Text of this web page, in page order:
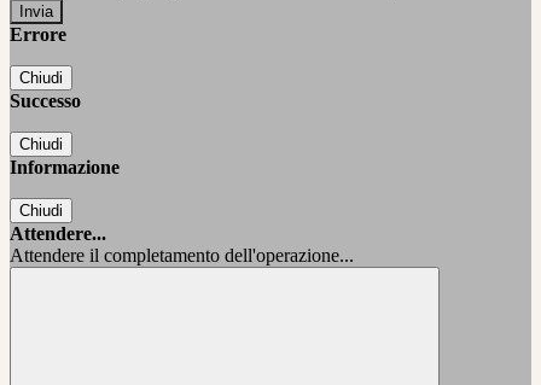
Errore
Chiudi
Successo
Chiudi
Informazione
Chiudi
Attendere...
Attendere il completamento dell'operazione...